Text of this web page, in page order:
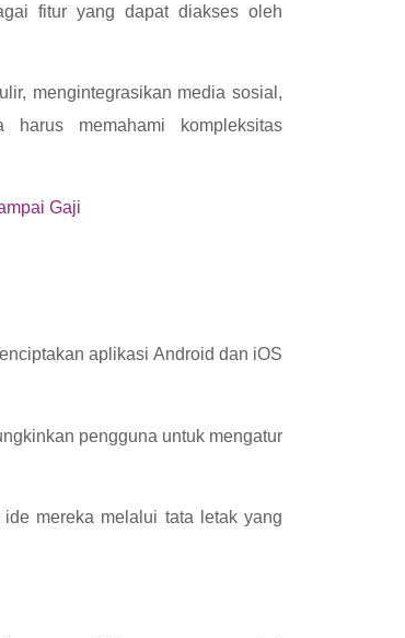
fitur yang dapat diakses oleh
mengintegrasikan media sosial,
memahami kompleksitas
Gaji
aplikasi Android dan iOS
pengguna untuk mengatur
mereka melalui tata letak yang